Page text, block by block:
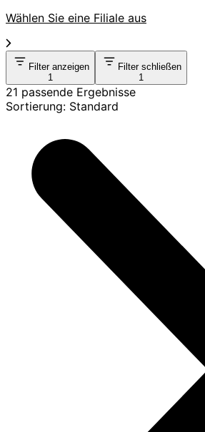
Wählen Sie eine Filiale aus
Filter anzeigen
1
Filter schließen
1
21 passende Ergebnisse
Sortierung: Standard